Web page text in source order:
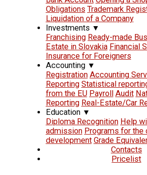
Obligations Trademark
Liquidation of a Company
Investments ▼
Franchising Ready-made
Estate in Slovakia Financial
Insurance for Foreigners
Accounting ▼
Registration Accounting
Reporting Statistical
from the EU Payroll Audit
Reporting Real-Estate/Car
Education ▼
Diploma Recognition Help
admission Programs for the
development Grade
Contacts
Pricelist